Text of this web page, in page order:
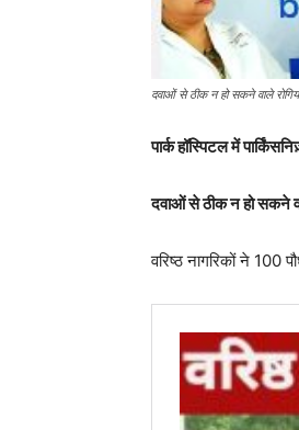
दवाओं से ठीक न हो सकने वाले
पार्क हॉस्पिटल में
दवाओं से ठीक न हो सकने
वरिष्ठ नागरिकों ने 100